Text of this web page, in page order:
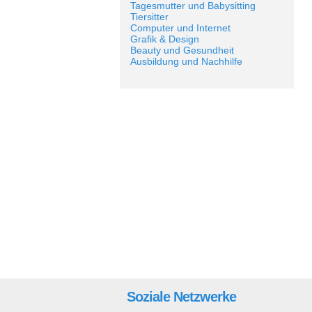
Tagesmutter und Babysitting
Tiersitter
Computer und Internet
Grafik & Design
Beauty und Gesundheit
Ausbildung und Nachhilfe
Soziale Netzwerke